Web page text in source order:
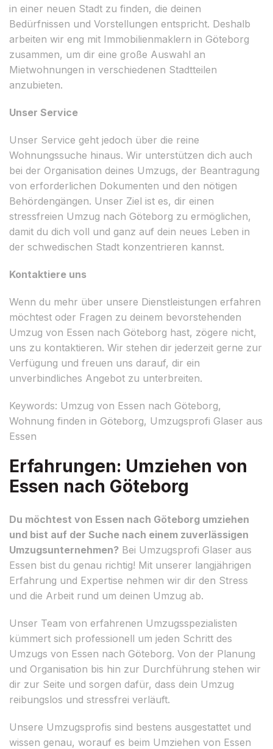
in einer neuen Stadt zu finden, die deinen
Bedürfnissen und Vorstellungen entspricht. Deshalb
arbeiten wir eng mit Immobilienmaklern in Göteborg
zusammen, um dir eine große Auswahl an
Mietwohnungen in verschiedenen Stadtteilen
anzubieten.
Unser Service
Unser Service geht jedoch über die reine
Wohnungssuche hinaus. Wir unterstützen dich auch
bei der Organisation deines Umzugs, der Beantragung
von erforderlichen Dokumenten und den nötigen
Behördengängen. Unser Ziel ist es, dir einen
stressfreien Umzug nach Göteborg zu ermöglichen,
damit du dich voll und ganz auf dein neues Leben in
der schwedischen Stadt konzentrieren kannst.
Kontaktiere uns
Wenn du mehr über unsere Dienstleistungen erfahren
möchtest oder Fragen zu deinem bevorstehenden
Umzug von Essen nach Göteborg hast, zögere nicht,
uns zu kontaktieren. Wir stehen dir jederzeit gerne zur
Verfügung und freuen uns darauf, dir ein
unverbindliches Angebot zu unterbreiten.
Keywords: Umzug von Essen nach Göteborg,
Wohnung finden in Göteborg, Umzugsprofi Glaser aus
Essen
Erfahrungen: Umziehen von
Essen nach Göteborg
Du möchtest von Essen nach Göteborg umziehen
und bist auf der Suche nach einem zuverlässigen
Umzugsunternehmen? Bei Umzugsprofi Glaser aus
Essen bist du genau richtig! Mit unserer langjährigen
Erfahrung und Expertise nehmen wir dir den Stress
und die Arbeit rund um deinen Umzug ab.
Unser Team von erfahrenen Umzugsspezialisten
kümmert sich professionell um jeden Schritt des
Umzugs von Essen nach Göteborg. Von der Planung
und Organisation bis hin zur Durchführung stehen wir
dir zur Seite und sorgen dafür, dass dein Umzug
reibungslos und stressfrei verläuft.
Unsere Umzugsprofis sind bestens ausgestattet und
wissen genau, worauf es beim Umziehen von Essen